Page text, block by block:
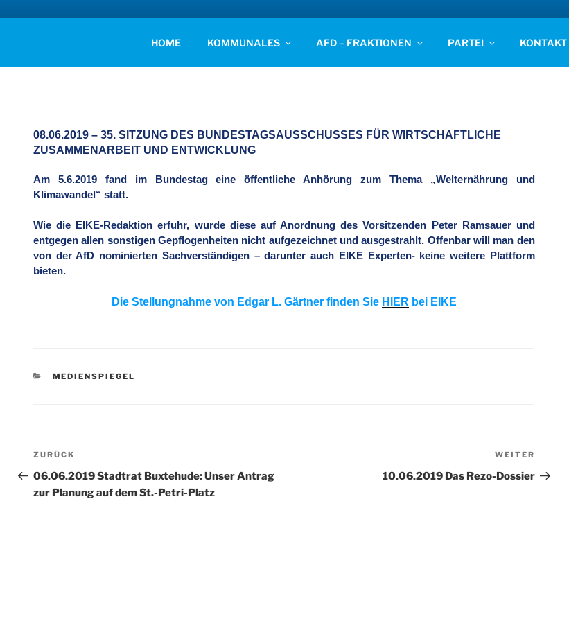
AFD KREISVERBAND STADE
Unsere Politik für Deutschland!
HOME KOMMUNALES AFD – FRAKTIONEN PARTEI KONTAKT
08.06.2019 – 35. SITZUNG DES BUNDESTAGSAUSSCHUSSES FÜR WIRTSCHAFTLICHE
ZUSAMMENARBEIT UND ENTWICKLUNG
Am 5.6.2019 fand im Bundestag eine öffentliche Anhörung zum Thema „Welternährung und
Klimawandel“ statt.
Wie die EIKE-Redaktion erfuhr, wurde diese auf Anordnung des Vorsitzenden Peter Ramsauer und
entgegen allen sonstigen Gepflogenheiten nicht aufgezeichnet und ausgestrahlt. Offenbar will man den
von der AfD nominierten Sachverständigen – darunter auch EIKE Experten- keine weitere Plattform
bieten.
Die Stellungnahme von Edgar L. Gärtner finden Sie HIER bei EIKE
KATEGORIEN
MEDIENSPIEGEL
Beitragsnavigation
Vorheriger
Beitrag
ZURÜCK
06.06.2019 Stadtrat Buxtehude: Unser Antrag
zur Planung auf dem St.-Petri-Platz
Beitrag
WEITER
10.06.2019 Das Rezo-Dossier